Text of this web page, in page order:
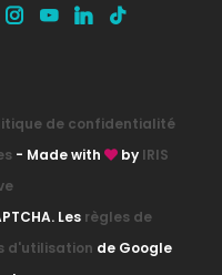
de confidentialité
- Made with by IRIS
Les règles de
d'utilisation de Google